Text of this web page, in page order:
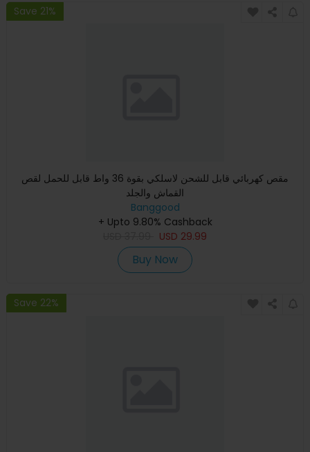
Save 21%
مقص كهربائي قابل للشحن لاسلكي بقوة 36 واط قابل للحمل لقص
القماش والجلد
Banggood
+ Upto 9.80% Cashback
USD 29.99
Buy Now
Save 22%